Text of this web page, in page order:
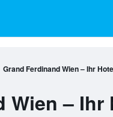
Grand Ferdinand Wien – Ihr
Wien – Ihr